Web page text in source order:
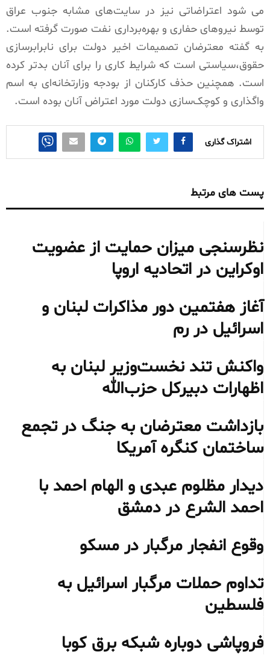
می شود اعتراضاتی نیز در سایت‌های مشابه جنوب عراق
توسط نیروهای حفاری و بهره‌برداری نفت صورت گرفته است.
به گفته معترضان تصمیمات اخیر دولت برای نابرابرسازی
حقوق،سیاستی است که شرایط کاری را برای آنان بدتر کرده
است. همچنین حذف کارکنان از بودجه وزارتخانه‌ای به اسم
واگذاری و کوچک‌سازی دولت مورد اعتراض آنان بوده است.
اشتراک گذاری
پست های مرتبط
نظرسنجی میزان حمایت از عضویت
اوکراین در اتحادیه اروپا
آغاز هفتمین دور مذاکرات لبنان و
اسرائیل در رم
واکنش تند نخست‌وزیر لبنان به
اظهارات دبیرکل حزب‌الله
بازداشت معترضان به جنگ در تجمع
ساختمان کنگره آمریکا
دیدار مظلوم عبدی و الهام احمد با
احمد الشرع در دمشق
وقوع انفجار مرگبار در مسکو
تداوم حملات مرگبار اسرائیل به
فلسطین
فروپاشی دوباره شبکه برق کوبا